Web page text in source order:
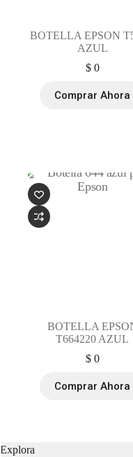
BOTELLA EPSON
AZUL
$0
Comprar Ahora
BOTELLA
T664220 AZUL
$0
Comprar Ahora
Explora